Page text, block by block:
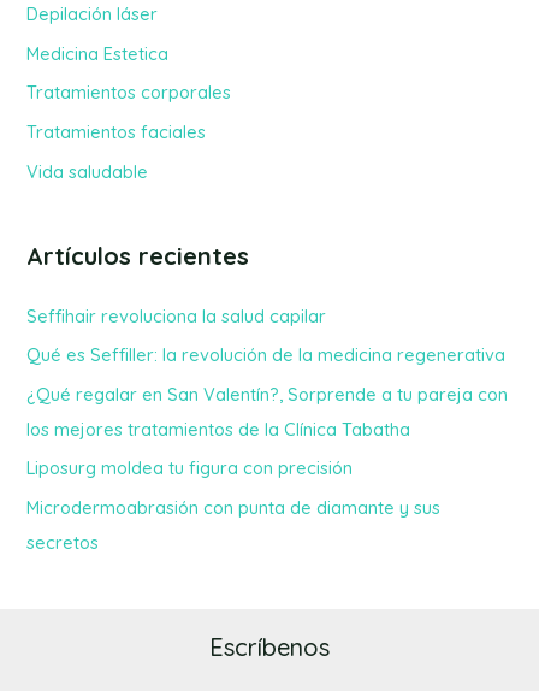
o
r
Depilación láser
Medicina Estetica
Tratamientos corporales
Tratamientos faciales
Vida saludable
Artículos recientes
Seffihair revoluciona la salud capilar
Qué es Seffiller: la revolución de la medicina regenerativa
¿Qué regalar en San Valentín?, Sorprende a tu pareja con
los mejores tratamientos de la Clínica Tabatha
Liposurg moldea tu figura con precisión
Microdermoabrasión con punta de diamante y sus
secretos
Escríbenos